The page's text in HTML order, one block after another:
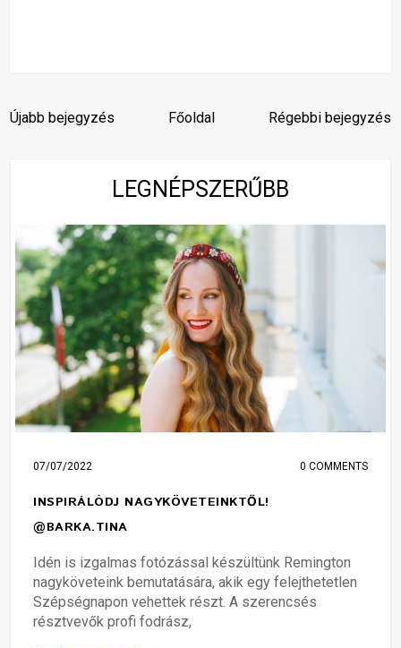
Újabb bejegyzés Főoldal Régebbi bejegyzés
LEGNÉPSZERŰBB
07/07/2022 0 COMMENTS
INSPIRÁLÓDJ NAGYKÖVETEINKTŐL!
@BARKA.TINA
Idén is izgalmas fotózással készültünk Remington
nagyköveteink bemutatására, akik egy felejthetetlen
Szépségnapon vehettek részt. A szerencsés
résztvevők profi fodrász,